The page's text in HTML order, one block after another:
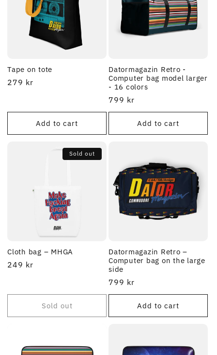
n
Tape on tote
Regular
279 kr
Add to cart
Datormagazin Retro -
Computer bag model larger
- 16 colors
Regular
price
799 kr
Add to cart
Sold out
Cloth bag – MHGA
Regular
249 kr
Sold out
Datormagazin Retro –
Computer bag on the large
side
Regular
price
799 kr
Add to cart